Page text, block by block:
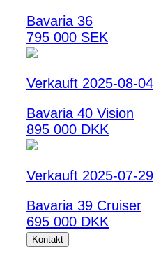
Bavaria 36
795 000 SEK
Verkauft 2025-08-04
Bavaria 40 Vision
895 000 DKK
Verkauft 2025-07-29
Bavaria 39 Cruiser
695 000 DKK
Kontakt